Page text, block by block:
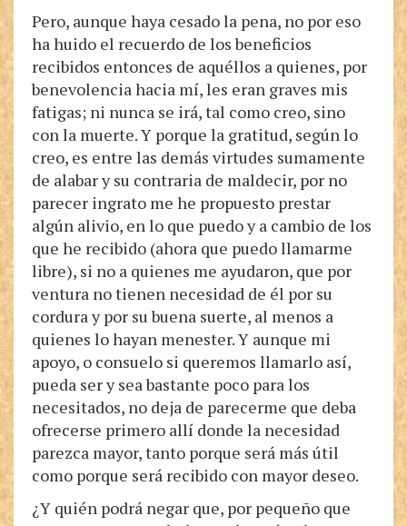
Pero, aunque haya cesado la pena, no por eso
ha huido el recuerdo de los beneficios
recibidos entonces de aquéllos a quienes, por
benevolencia hacia mí, les eran graves mis
fatigas; ni nunca se irá, tal como creo, sino
con la muerte. Y porque la gratitud, según lo
creo, es entre las demás virtudes sumamente
de alabar y su contraria de maldecir, por no
parecer ingrato me he propuesto prestar
algún alivio, en lo que puedo y a cambio de los
que he recibido (ahora que puedo llamarme
libre), si no a quienes me ayudaron, que por
ventura no tienen necesidad de él por su
cordura y por su buena suerte, al menos a
quienes lo hayan menester. Y aunque mi
apoyo, o consuelo si queremos llamarlo así,
pueda ser y sea bastante poco para los
necesitados, no deja de parecerme que deba
ofrecerse primero allí donde la necesidad
parezca mayor, tanto porque será más útil
como porque será recibido con mayor deseo.
¿Y quién podrá negar que, por pequeño que